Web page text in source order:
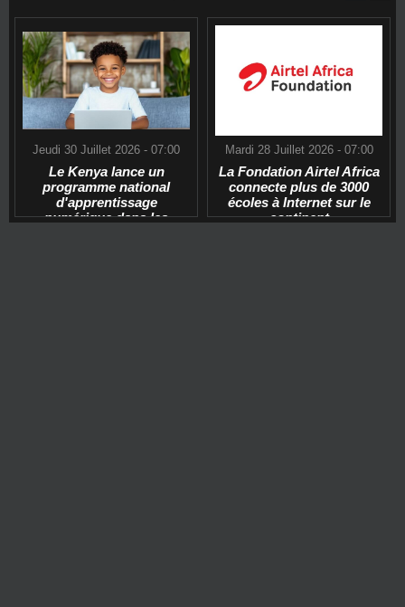
Jeudi 30 Juillet 2026 - 07:00
Le Kenya lance un
programme national
d'apprentissage
numérique dans les
Mardi 28 Juillet 2026 - 07:00
La Fondation Airtel Africa
connecte plus de 3000
écoles à Internet sur le
continent